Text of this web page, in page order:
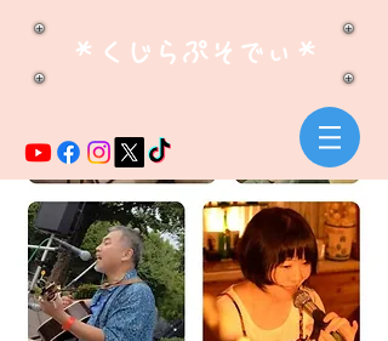
​＊くじらぷそでぃ＊